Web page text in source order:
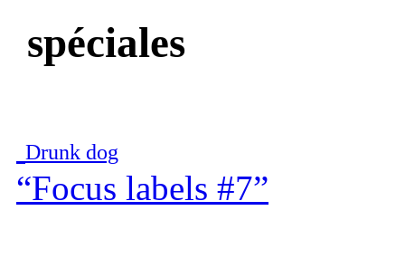
spéciales
Drunk dog
“Focus labels #7”